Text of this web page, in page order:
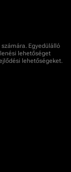
Egyedülálló
lehetőséget
lehetőségeket.